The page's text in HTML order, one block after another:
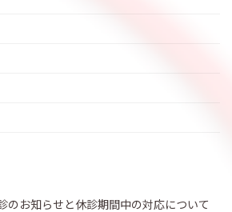
のお知らせと休診期間中の対応について